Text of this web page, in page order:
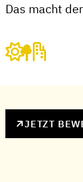
Das macht
JETZT